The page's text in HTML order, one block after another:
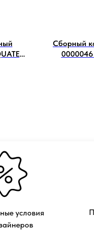
Сборный
условия